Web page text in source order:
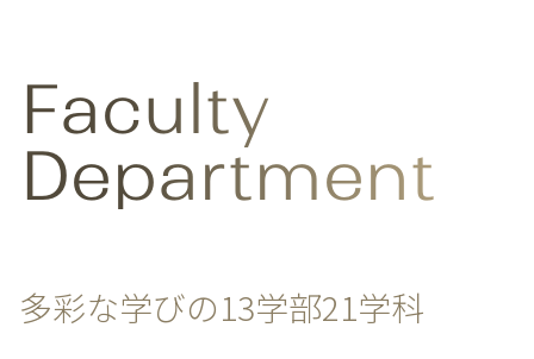
Faculty
Department
多彩な学びの13学部21学科